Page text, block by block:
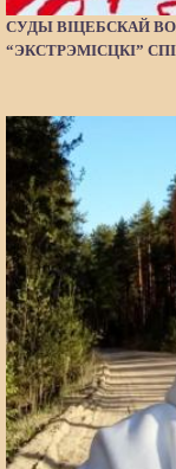
СУДЫ ВІЦЕБСКАЙ
“ЭКСТРЭМІСЦКІ”